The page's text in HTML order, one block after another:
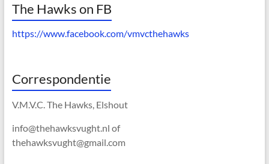
The Hawks on FB
https://www.facebook.com/vmvcthehawks
Correspondentie
V.M.V.C. The Hawks, Elshout
info@thehawksvught.nl of
thehawksvught@gmail.com